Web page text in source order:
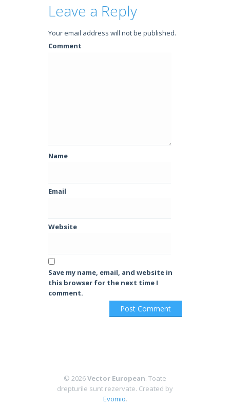
Leave a Reply
Your email address will not be published.
Comment
Name
Email
Website
Save my name, email, and website in
this browser for the next time I
comment.
© 2026Vector European. Toate
drepturile sunt rezervate. Created by
Evomio.